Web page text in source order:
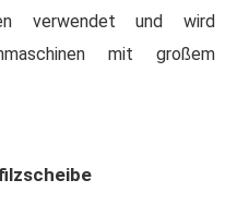
verwendet und wird
mit großem